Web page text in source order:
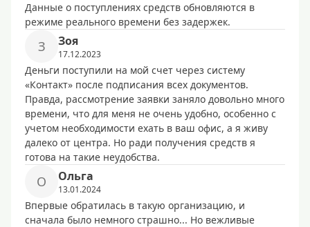
Данные о поступлениях средств обновляются в
режиме реального времени без задержек.
З Зоя
17.12.2023
Деньги поступили на мой счет через систему
«Контакт» после подписания всех документов.
Правда, рассмотрение заявки заняло довольно много
времени, что для меня не очень удобно, особенно с
учетом необходимости ехать в ваш офис, а я живу
далеко от центра. Но ради получения средств я
готова на такие неудобства.
О Ольга
13.01.2024
Впервые обратилась в такую организацию, и
сначала было немного страшно... Но вежливые